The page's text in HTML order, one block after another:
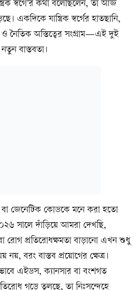
স্বর্গে’র কথা বলেছিলেন, তা আজ
একদিকে যান্ত্রিক স্বর্গের হাতছানি,
নৈতিক অস্তিত্বের সংগ্রাম—এই দুই
বাস্তবতা।
জেনেটিক কোডকে মনে করা হতো
সালে দাঁড়িয়ে আমরা দেখছি,
রোগ প্রতিরোধক্ষমতা বাড়ানো এখন শুধু
নয়, বরং বাস্তব প্রয়োগের ক্ষেত্র।
এইডস, ক্যানসার বা বংশগত
গড়ে তুলছে, তা নিঃসন্দেহে